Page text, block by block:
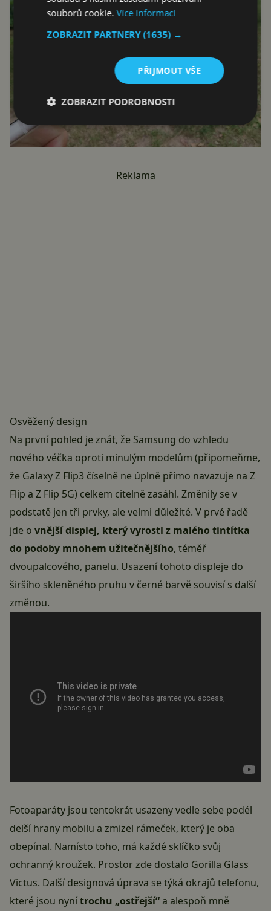
Reklama
Osvěžený design
Na první pohled je znát, že Samsung do vzhledu
nového véčka oproti minulým modelům (připomeňme,
že Galaxy Z Flip3 číselně ne úplně přímo navazuje na Z
Flip a Z Flip 5G) celkem citelně zasáhl. Změnily se v
podstatě jen tři prvky, ale velmi důležité. V prvé řadě
jde o vnější displej, který vyrostl z malého tintítka
do podoby mnohem užitečnějšího, téměř
dvoupalcového, panelu. Usazení tohoto displeje do
širšího skleněného pruhu v černé barvě souvisí s další
změnou.
Fotoaparáty jsou tentokrát usazeny vedle sebe podél
delší hrany mobilu a zmizel rámeček, který je oba
obepínal. Namísto toho, má každé sklíčko svůj
ochranný kroužek. Prostor zde dostalo Gorilla Glass
Victus. Další designová úprava se týká okrajů telefonu,
které jsou nynítrochu „ostřejší“a alespoň mně
souborů cookie.Více informací
ZOBRAZIT PARTNERY(1635) →
PŘIJMOUT VŠE
ZOBRAZIT PODROBNOSTI